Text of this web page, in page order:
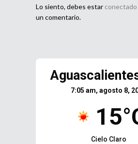
Lo siento, debes estar conectado
un comentario.
7:05 am, agosto 8,
Cielo Claro